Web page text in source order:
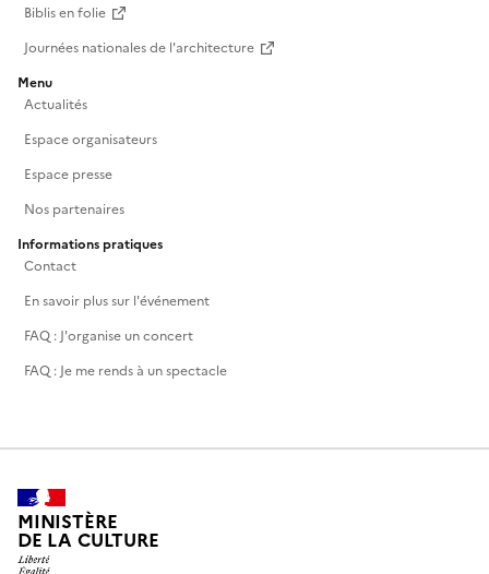
Biblis en folie
Journées nationales de l'architecture
Menu
Actualités
Espace organisateurs
Espace presse
Nos partenaires
Informations pratiques
Contact
En savoir plus sur l'événement
FAQ : J'organise un concert
FAQ : Je me rends à un spectacle
MINISTÈRE
DE LA CULTURE